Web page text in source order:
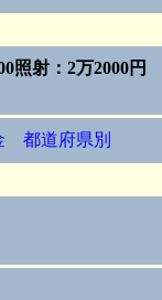
照射：2万2000円
都道府県別